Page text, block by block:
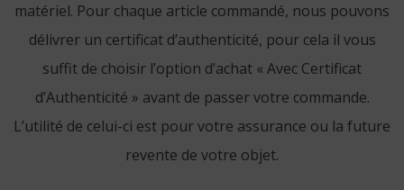
matériel. Pour chaque article commandé, nous pouvons
délivrer un certificat d’authenticité, pour cela il vous
suffit de choisir l’option d’achat « Avec Certificat
d’Authenticité » avant de passer votre commande.
L’utilité de celui-ci est pour votre assurance ou la future
revente de votre objet.